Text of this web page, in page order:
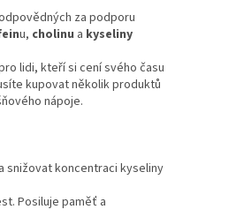
za podporu
u, cholinu a kyseliny
lidi, kteří si cení svého času
kupovat několik produktů
nápoje.
snižovat koncentraci kyseliny
Posiluje paměť a